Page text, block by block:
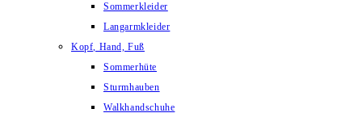
Sommerkleider
Langarmkleider
Kopf, Hand, Fuß
Sommerhüte
Sturmhauben
Walkhandschuhe